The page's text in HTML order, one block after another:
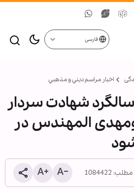
فارسی
اخبار مراسم ديني و مذهبي
شهادت سردار
المهندس در
1084422